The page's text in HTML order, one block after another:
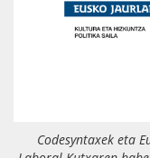
Codesyntaxek eta